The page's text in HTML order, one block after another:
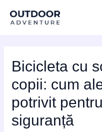
Bicicleta cu
copii: cum
potrivit
siguranță
navigation